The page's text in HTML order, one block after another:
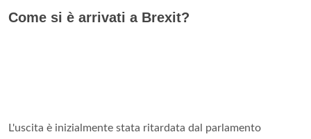
Come si è arrivati a Brexit?
L'uscita è inizialmente stata ritardata dal parlamento